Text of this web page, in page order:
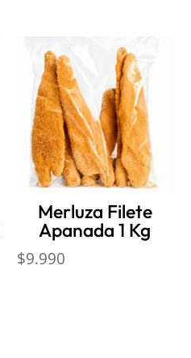
Merluza Filete
Apanada 1 Kg
$9.990